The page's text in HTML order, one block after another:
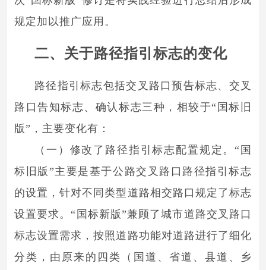
规定加以推广应用。
二、关于路径指引标志的变化
路径指引标志包括交叉路口预告标志、交叉
路口告知标志、确认标志三种，相较于“国标旧
版”，主要变化有：
（一）修改了路径指引标志配置规定。“国
标旧版”主要是基于公路交叉路口路径指引标志
的设置，针对不同类型道路相交路口规定了标志
设置要求。“国标新版”兼顾了城市道路交叉路口
标志设置需求，按照道路功能对道路进行了细化
分类，由原来的四类（国道、省道、县道、乡